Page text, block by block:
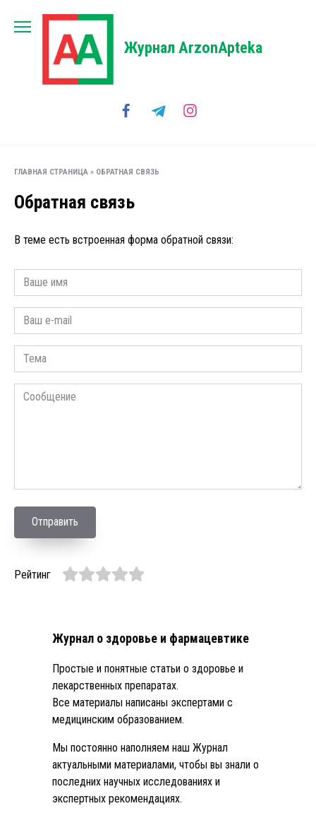
Журнал ArzonApteka
ГЛАВНАЯ СТРАНИЦА » ОБРАТНАЯ СВЯЗЬ
Обратная связь
В теме есть встроенная форма обратной связи:
Отправить
Рейтинг
Журнал о здоровье и фармацевтике
Простые и понятные статьи о здоровье и
лекарственных препаратах.
Все материалы написаны экспертами с
медицинским образованием.
Мы постоянно наполняем наш Журнал
актуальными материалами, чтобы вы знали о
последних научных исследованиях и
экспертных рекомендациях.